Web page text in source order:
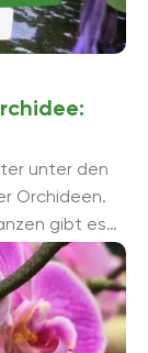
unter den
Orchideen.
gibt es
hä...